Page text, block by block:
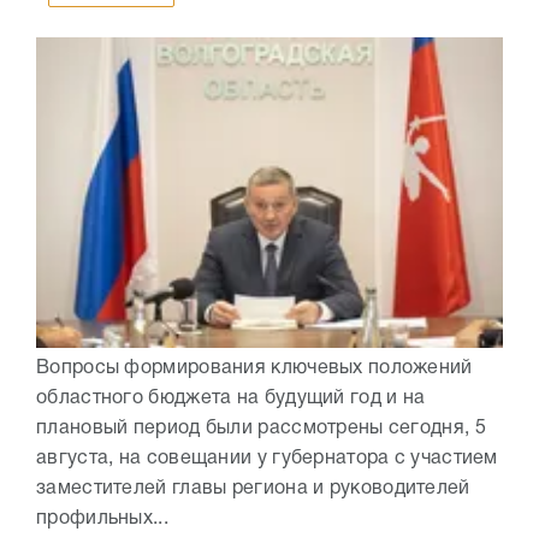
Вопросы формирования ключевых положений
областного бюджета на будущий год и на
плановый период были рассмотрены сегодня, 5
августа, на совещании у губернатора с участием
заместителей главы региона и руководителей
профильных...